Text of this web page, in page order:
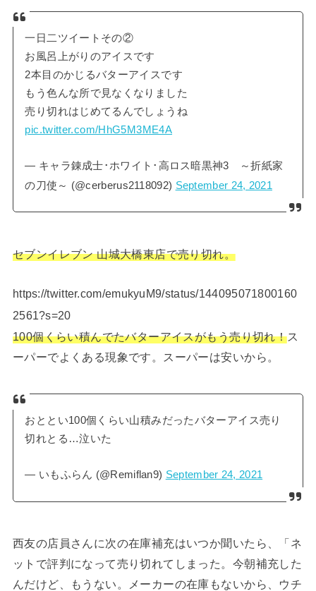
一日二ツイートその②
お風呂上がりのアイスです
2本目のかじるバターアイスです
もう色んな所で見なくなりました
売り切れはじめてるんでしょうね
pic.twitter.com/HhG5M3ME4A
— キャラ錬成士･ホワイト･高ロス暗黒神3 ～折紙家
の刀使～ (@cerberus2118092) September 24, 2021
セブンイレブン 山城大橋東店で売り切れ。
https://twitter.com/emukyuM9/status/144095071800160
2561?s=20
100個くらい積んでたバターアイスがもう売り切れ！ス
ーパーでよくある現象です。スーパーは安いから。
おととい100個くらい山積みだったバターアイス売り
切れとる…泣いた
— いもふらん (@Remiflan9) September 24, 2021
西友の店員さんに次の在庫補充はいつか聞いたら、「ネ
ットで評判になって売り切れてしまった。今朝補充した
んだけど、もうない。メーカーの在庫もないから、ウチ